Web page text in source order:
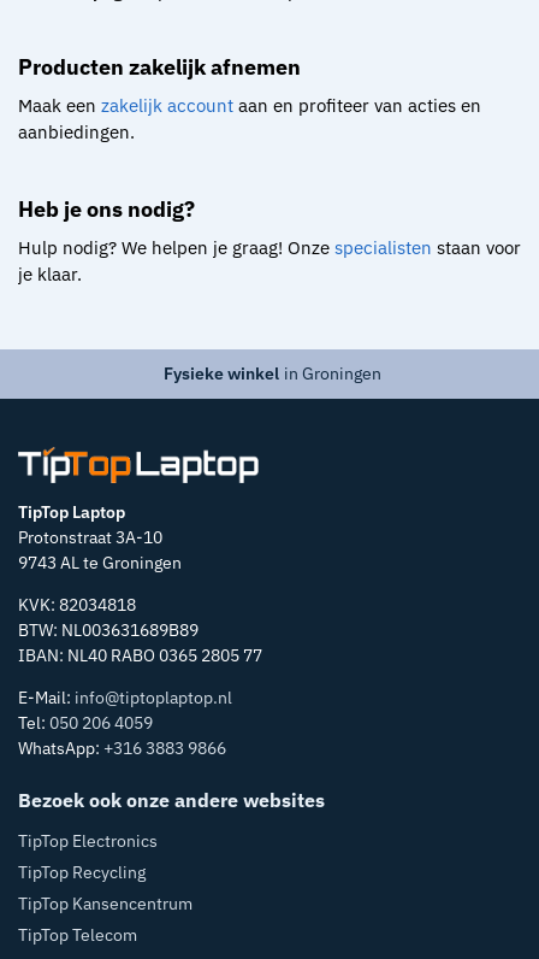
Producten zakelijk afnemen
Maak een zakelijk account aan en profiteer van acties en
aanbiedingen.
Heb je ons nodig?
Hulp nodig? We helpen je graag! Onze specialisten staan voor
je klaar.
Fysieke winkel in Groningen
TipTop Laptop
Protonstraat 3A-10
9743 AL te Groningen
KVK: 82034818
BTW: NL003631689B89
IBAN: NL40 RABO 0365 2805 77
E-Mail: info@tiptoplaptop.nl
Tel: 050 206 4059
WhatsApp: +316 3883 9866
Bezoek ook onze andere websites
TipTop Electronics
TipTop Recycling
TipTop Kansencentrum
TipTop Telecom